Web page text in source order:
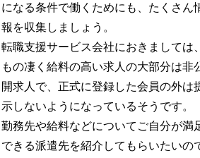
になる条件で働くためにも、たくさん
報を収集しましょう。
転職支援サービス会社におきましては、
もの凄く給料の高い求人の大部分は非
開求人で、正式に登録した会員の外は
示しないようになっているそうです。
勤務先や給料などについてご自分が満
できる派遣先を紹介してもらいたいの